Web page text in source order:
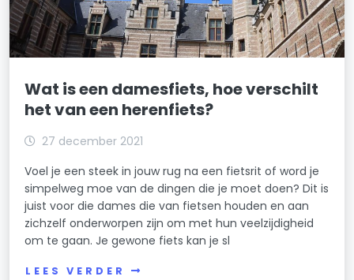
Wat is een damesfiets, hoe verschilt
het van een herenfiets?
27 december 2021
Voel je een steek in jouw rug na een fietsrit of word je
simpelweg moe van de dingen die je moet doen? Dit is
juist voor die dames die van fietsen houden en aan
zichzelf onderworpen zijn om met hun veelzijdigheid
om te gaan. Je gewone fiets kan je sl
LEES VERDER